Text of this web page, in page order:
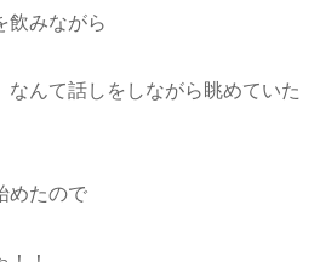
飲みながら
なんて話しをしながら眺めていた
めたので